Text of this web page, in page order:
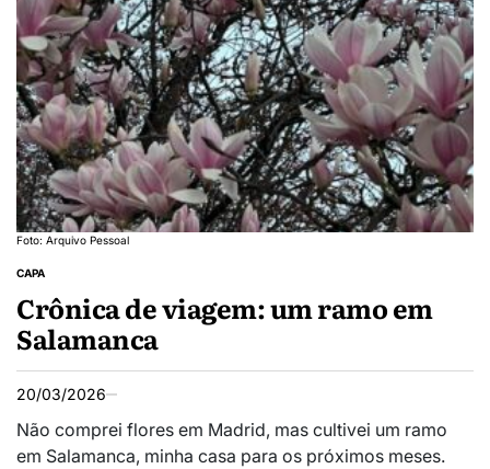
Foto: Arquivo Pessoal
CAPA
Crônica de viagem: um ramo em
Salamanca
20/03/2026
Não comprei flores em Madrid, mas cultivei um ramo
em Salamanca, minha casa para os próximos meses.